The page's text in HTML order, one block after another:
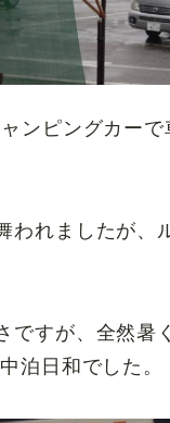
ンピングカーで
われましたが、
ですが、全然暑
泊日和でした。